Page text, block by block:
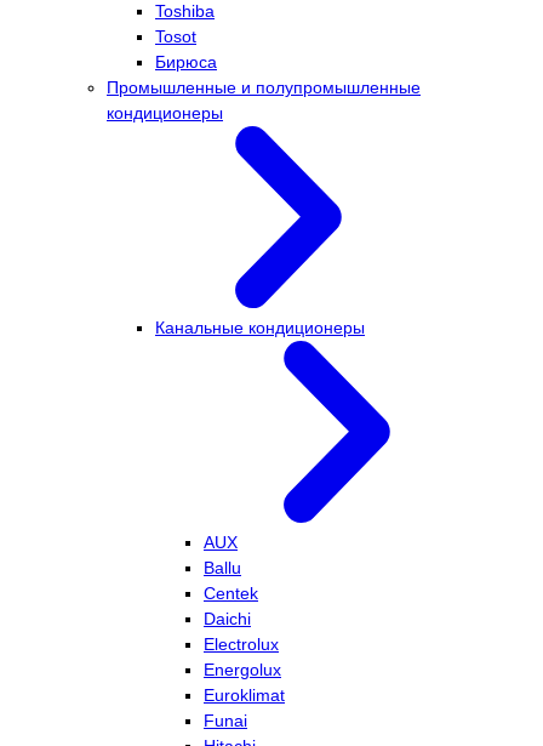
Toshiba
Tosot
Бирюса
Промышленные и полупромышленные
кондиционеры
Канальные кондиционеры
AUX
Ballu
Centek
Daichi
Electrolux
Energolux
Euroklimat
Funai